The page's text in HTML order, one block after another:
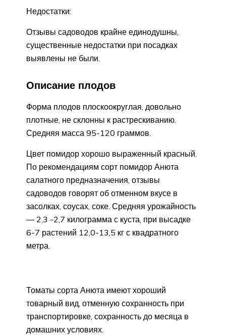
Недостатки:
Отзывы садоводов крайне единодушны,
существенные недостатки при посадках
выявлены не были.
Описание плодов
Форма плодов плоскоокруглая, довольно
плотные, не склонны к растрескиванию.
Средняя масса 95-120 граммов.
Цвет помидор хорошо выраженный красный.
По рекомендациям сорт помидор Анюта
салатного предназначения, отзывы
садоводов говорят об отменном вкусе в
засолках, соусах, соке. Средняя урожайность
— 2,3 -2,7 килограмма с куста, при высадке
6-7 растений 12,0-13,5 кг с квадратного
метра.
Томаты сорта Анюта имеют хороший
товарный вид, отменную сохранность при
транспортировке, сохранность до месяца в
домашних условиях.